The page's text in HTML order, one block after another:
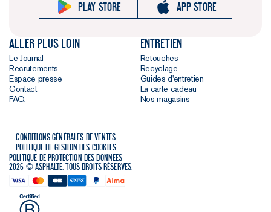
Play store App store
Aller plus loin
Le Journal
Recrutements
Espace presse
Contact
FAQ
Entretien
Retouches
Recyclage
Guides d'entretien
La carte cadeau
Nos magasins
Conditions générales de ventes
Politique de gestion des cookies
Politique de protection des données
2026 © Asphalte. Tous droits réservés.